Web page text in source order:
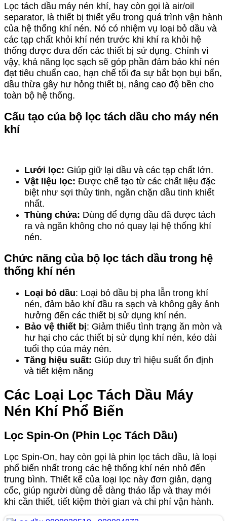
Lọc tách dầu máy nén khí, hay còn gọi là air/oil
separator, là thiết bị thiết yếu trong quá trình vận hành
của hệ thống khí nén. Nó có nhiệm vụ loại bỏ dầu và
các tạp chất khỏi khí nén trước khi khí ra khỏi hệ
thống được đưa đến các thiết bị sử dụng. Chính vì
vậy, khả năng lọc sạch sẽ góp phần đảm bảo khí nén
đạt tiêu chuẩn cao, hạn chế tối đa sự bắt bọn bụi bẩn,
dầu thừa gây hư hỏng thiết bị, nâng cao độ bền cho
toàn bộ hệ thống.
Cấu tạo của bộ lọc tách dầu cho máy nén
khí
Lưới lọc: Giúp giữ lại dầu và các tạp chất lớn.
Vật liệu lọc: Được chế tạo từ các chất liệu đặc
biệt như sợi thủy tinh, ngăn chặn dầu tinh khiết
nhất.
Thùng chứa: Dùng để đựng dầu đã được tách
ra và ngăn không cho nó quay lại hệ thống khí
nén.
Chức năng của bộ lọc tách dầu trong hệ
thống khí nén
Loại bỏ dầu: Loại bỏ dầu bị pha lẫn trong khí
nén, đảm bảo khí đầu ra sạch và không gây ảnh
hưởng đến các thiết bị sử dụng khí nén.
Bảo vệ thiết bị: Giảm thiểu tình trạng ăn mòn và
hư hại cho các thiết bị sử dụng khí nén, kéo dài
tuổi thọ của máy nén.
Tăng hiệu suất: Giúp duy trì hiệu suất ổn định
và tiết kiệm năng
Các Loại Lọc Tách Dầu Máy
Nén Khí Phổ Biến
Lọc Spin-On (Phin Lọc Tách Dầu)
Lọc Spin-On, hay còn gọi là phin lọc tách dầu, là loại
phổ biến nhất trong các hệ thống khí nén nhỏ đến
trung bình. Thiết kế của loại lọc này đơn giản, dạng
cốc, giúp người dùng dễ dàng tháo lắp và thay mới
khi cần thiết, tiết kiệm thời gian và chi phí vận hành.